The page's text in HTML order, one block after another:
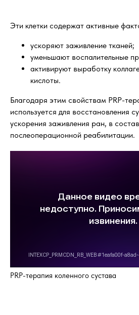
Эти клетки содержат активные
ускоряют заживление тканей;
уменьшают воспалительные
активируют выработку
кислоты.
Благодаря этим свойствам PRP-
используется для восстановления
ускорения заживления ран, в
послеоперационной реабилитации.
PRP-терапия коленного сустава